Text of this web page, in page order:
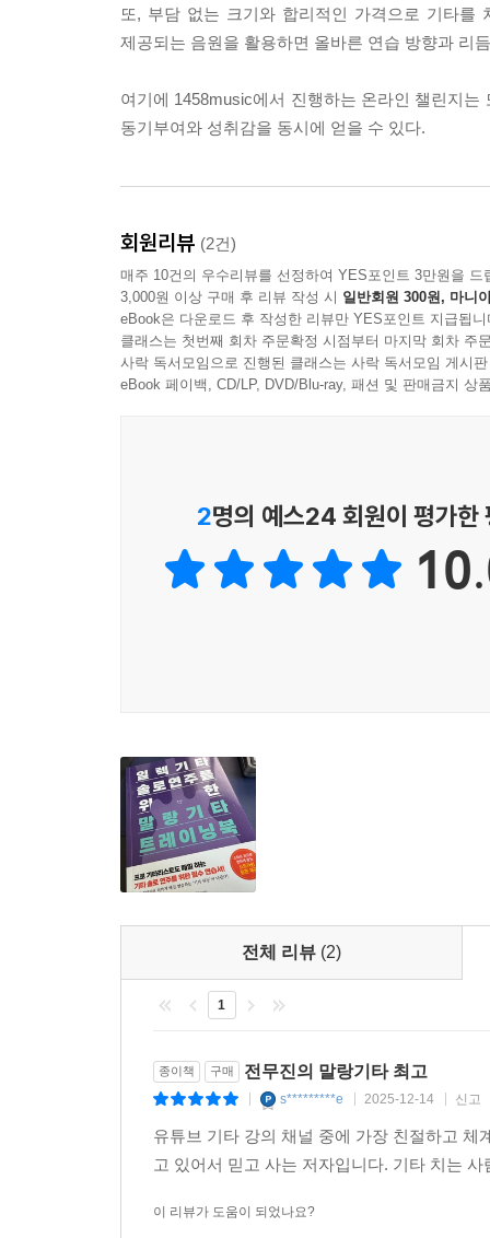
또, 부담 없는 크기와 합리적인 가격으로 기타를
제공되는 음원을 활용하면 올바른 연습 방향과 리
여기에 1458music에서 진행하는 온라인 챌린지
동기부여와 성취감을 동시에 얻을 수 있다.
회원리뷰 (2건)
매주 10건의 우수리뷰를 선정하여 YES포인트 3만원을 드
3,000원 이상 구매 후 리뷰 작성 시 일반회원 300원, 마니
eBook은 다운로드 후 작성한 리뷰만 YES포인트 지급됩니
클래스는 첫번째 회차 주문확정 시점부터 마지막 회차 주
사락 독서모임으로 진행된 클래스는 사락 독서모임 게시
eBook 페이백, CD/LP, DVD/Blu-ray, 패션 및 판매금지 상
2명의 예스24 회원이 평가한
전체 리뷰 (2)
1
종이책 구매 전무진의 말랑기타 최고
s*********e 2025-12-14 신고
유튜브 기타 강의 채널 중에 가장 친절하고
고 있어서 믿고 사는 저자입니다. 기타 치는
이 리뷰가 도움이 되었나요?